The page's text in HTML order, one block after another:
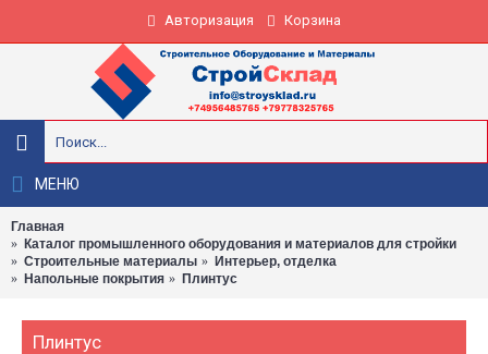
Авторизация Корзина
МЕНЮ
Главная
Каталог промышленного оборудования и материалов для стройки
Строительные материалы
Интерьер, отделка
Напольные покрытия
Плинтус
Плинтус